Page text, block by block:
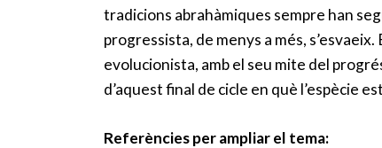
tradicions abrahàmiques sempre han
progressista, de menys a més,
evolucionista, amb el seu mite del
d’aquest final de cicle en què l’espècie
Referències per ampliar el tema: